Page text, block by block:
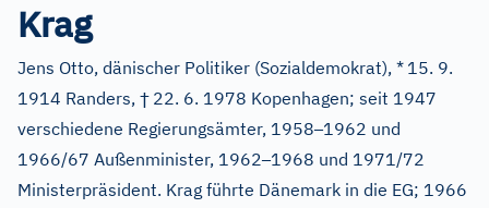
Krag
Jens Otto, dänischer Politiker (Sozialdemokrat), * 15. 9.
1914 Randers, † 22. 6. 1978 Kopenhagen; seit 1947
verschiedene Regierungsämter, 1958–1962 und
1966/67 Außenminister, 1962–1968 und 1971/72
Ministerpräsident. Krag führte Dänemark in die EG; 1966